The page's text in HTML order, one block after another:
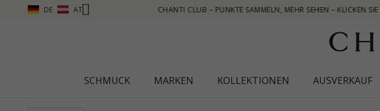
DE AT
– KLICKEN SIE HIER
SCHMUCK MARKEN KOLLEKTIONEN AUSVERKAUF